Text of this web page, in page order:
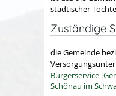
städtischer
Zuständige
die Gemeinde
Bürgerservice
Schönau im